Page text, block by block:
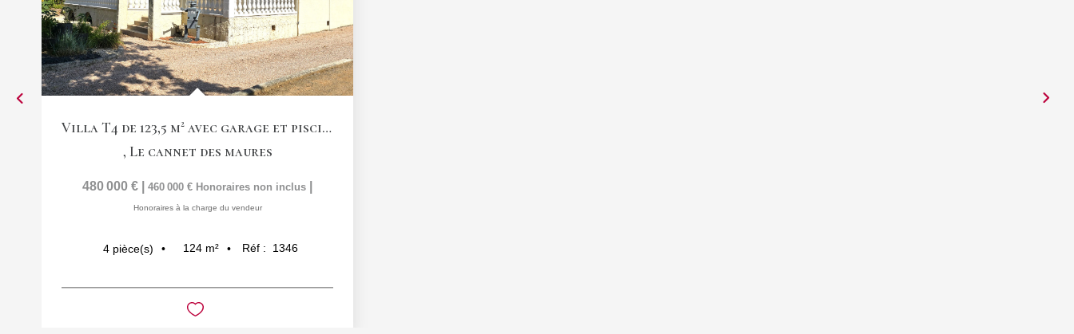
Villa T4 de 123,5 m² avec garage et piscine
, Le cannet des maures
480 000 € 460 000 € Honoraires non inclus
Honoraires à la charge du vendeur
4 pièce(s) 124 m² Réf : 1346